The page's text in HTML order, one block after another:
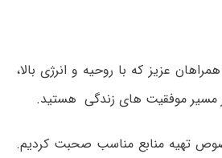
عزیز که با روحیه و انرژی بالا،
موفقیت های زندگی هستید.
تهیه منابع مناسب صحبت کردیم.